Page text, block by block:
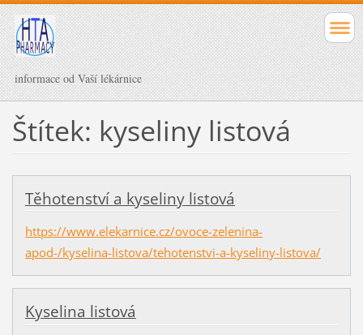
informace od Vaší lékárnice
Štítek: kyseliny listová
Těhotenství a kyseliny listová
https://www.elekarnice.cz/ovoce-zelenina-
apod-/kyselina-listova/tehotenstvi-a-kyseliny-listova/
Kyselina listová